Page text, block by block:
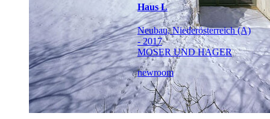
Haus L
Neubau, Niederösterreich (A)
- 2017
MOSER UND HAGER
newroom